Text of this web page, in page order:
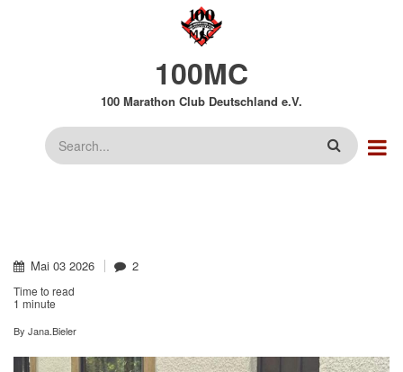
100MC
100 Marathon Club Deutschland e.V.
Suche
Mai 03 2026 2
Time to read
1 minute
By Jana.Bieler